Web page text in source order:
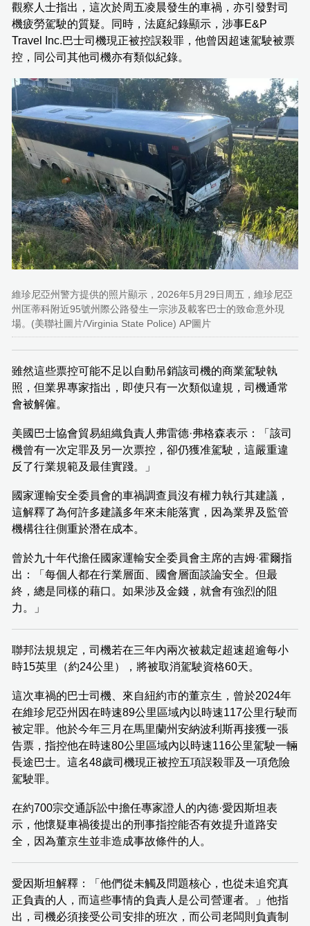
觀察人士指出，這次於周五凌晨發生的車禍，亦引發對司
機疲勞駕駛的質疑。同時，法庭紀錄顯示，涉事E&P
Travel Inc.巴士司機現正被控誤殺罪，他曾因超速駕駛被票
控，同公司其他司機亦有類似紀錄。
維珍尼亞州警方提供的照片顯示，2026年5月29日周五，維珍尼亞
州匡蒂科附近95號州際公路發生一宗涉及載客巴士的致命意外現
場。(美聯社圖片/Virginia State Police) AP圖片
雖然這些票控可能不足以自動吊銷該司機的商業駕駛執
照，但業界專家指出，即使只有一次類似違規，司機通常
會被解僱。
美國巴士協會貿易組織負責人弗雷德·弗格森表示：「該司
機曾有一次定罪及另一次票控，卻仍獲准駕駛，這嚴重違
反了行業規範及最佳實踐。」
國家運輸安全委員會的車禍調查員沒有權力執行其建議，
這解釋了為何許多建議多年來未能落實，因為業界及監管
機構往往側重於潛在成本。
曾於九十年代擔任國家運輸安全委員會主席的吉姆·霍爾指
出：「每個人都在行業層面、國會層面談論安全。但最
終，總是同樣的藉口。如果涉及金錢，就會有強烈的阻
力。」
聯邦法規規定，司機若在三年內兩次被裁定超速超逾每小
時15英里（約24公里），將被取消駕駛資格60天。
這次車禍的巴士司機、來自紐約市的董京生，曾於2024年
在維珍尼亞州因在時速89公里區域內以時速117公里行駛而
被定罪。他於今年三月在馬里蘭州安納波利斯再接獲一張
告票，指控他在時速80公里區域內以時速116公里駕駛一輛
長途巴士。這名48歲司機現正被控五項誤殺罪及一項危險
駕駛罪。
在約700宗交通訴訟中擔任專家證人的內德·愛因斯坦表
示，他懷疑車禍後提出的刑事指控能否有效提升道路安
全，因為董京生並非造成事故條件的人。
愛因斯坦解釋：「他們從未觸及問題核心，也從未追究真
正負責的人，而這些事情的負責人是公司營運者。」他指
出，司機必須接受公司安排的班次，而公司老闆則負責制